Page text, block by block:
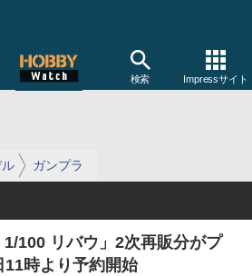
検索 Impressサイト
ガンプラ
100 リバウ」2次再販分がプ
11時より予約開始